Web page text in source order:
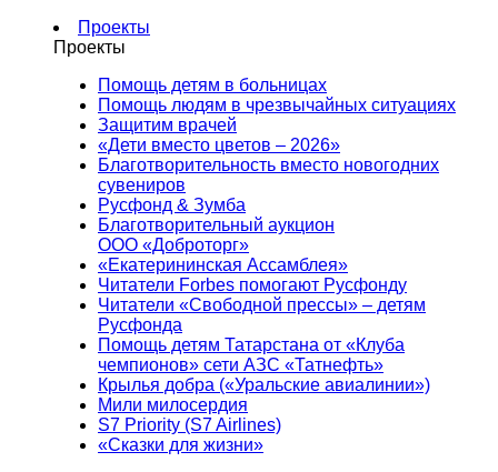
Проекты
Проекты
Помощь детям в больницах
Помощь людям в чрезвычайных ситуациях
Защитим врачей
«Дети вместо цветов – 2026»
Благотворительность вместо новогодних
сувениров
Русфонд & Зумба
Благотворительный аукцион
ООО «Доброторг»
«Екатерининская Ассамблея»
Читатели Forbes помогают Русфонду
Читатели «Свободной прессы» – детям
Русфонда
Помощь детям Татарстана от «Клуба
чемпионов» сети АЗС «Татнефть»
Крылья добра («Уральские авиалинии»)
Мили милосердия
S7 Priority (S7 Airlines)
«Сказки для жизни»